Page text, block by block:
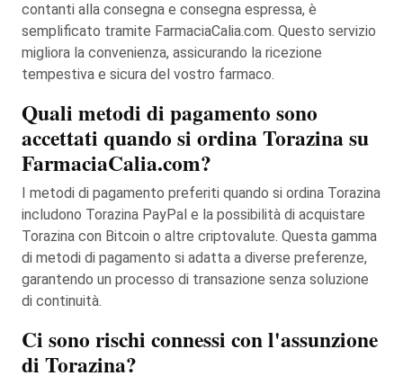
contanti alla consegna e consegna espressa, è
semplificato tramite FarmaciaCalia.com. Questo servizio
migliora la convenienza, assicurando la ricezione
tempestiva e sicura del vostro farmaco.
Quali metodi di pagamento sono
accettati quando si ordina Torazina su
FarmaciaCalia.com?
I metodi di pagamento preferiti quando si ordina Torazina
includono Torazina PayPal e la possibilità di acquistare
Torazina con Bitcoin o altre criptovalute. Questa gamma
di metodi di pagamento si adatta a diverse preferenze,
garantendo un processo di transazione senza soluzione
di continuità.
Ci sono rischi connessi con l'assunzione
di Torazina?